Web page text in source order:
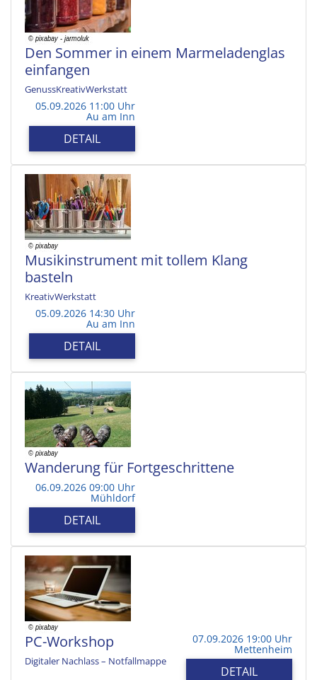
Den Sommer in einem Marmeladenglas
einfangen
GenussKreativWerkstatt
05.09.2026 11:00 Uhr
Au am Inn
DETAIL
Musikinstrument mit tollem Klang
basteln
KreativWerkstatt
05.09.2026 14:30 Uhr
Au am Inn
DETAIL
Wanderung für Fortgeschrittene
06.09.2026 09:00 Uhr
Mühldorf
DETAIL
PC-Workshop
Digitaler Nachlass – Notfallmappe
07.09.2026 19:00 Uhr
Mettenheim
DETAIL